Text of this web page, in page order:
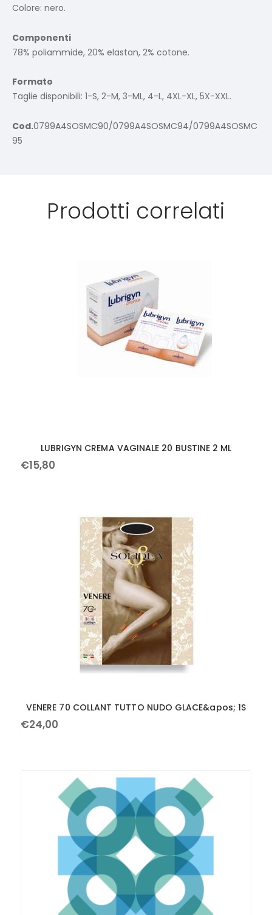
Colore: nero.
Componenti
78% poliammide, 20% elastan, 2% cotone.
Formato
Taglie disponibili: 1-S, 2-M, 3-ML, 4-L, 4XL-XL, 5X-XXL.
Cod.0799A4SOSMC90/0799A4SOSMC94/0799A4SOSMC
95
Prodotti correlati
LUBRIGYN CREMA VAGINALE 20 BUSTINE 2 ML
€15,80
VENERE 70 COLLANT TUTTO NUDO GLACE&apos; 1S
€24,00